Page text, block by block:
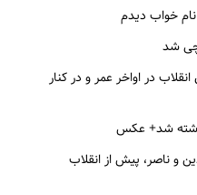
خواب دیدم
چی شد
در اواخر عمر و در کنار
شد+ عکس
و ناصر، پیش از انقلاب